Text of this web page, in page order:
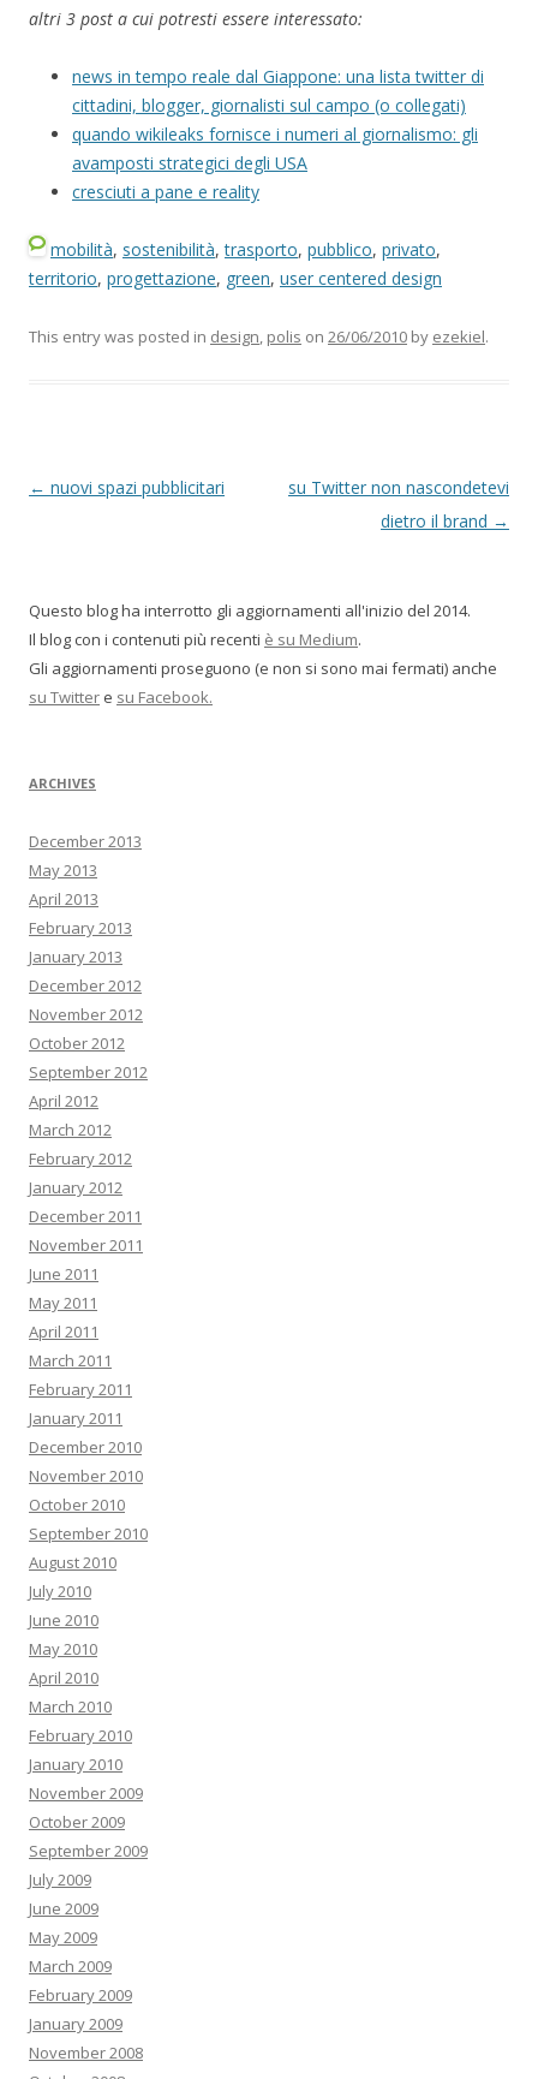
altri 3 post a cui potresti essere interessato:
news in tempo reale dal Giappone: una lista twitter di
cittadini, blogger, giornalisti sul campo (o collegati)
quando wikileaks fornisce i numeri al giornalismo: gli
avamposti strategici degli USA
cresciuti a pane e reality
mobilità, sostenibilità,trasporto, pubblico, privato,
territorio, progettazione, green, user centered design
This entry was posted in design, polis on 26/06/2010 by ezekiel.
P
n
v
a
i
o
n
← nuovi spazi pubblicitari
su Twitter non nascondetevi
dietro il brand →
Questo blog ha interrotto gli aggiornamenti all'inizio del 2014.
Il blog con i contenuti più recenti è su Medium.
Gli aggiornamenti proseguono (e non si sono mai fermati) anche
su Twitter e su Facebook.
ARCHIVES
December 2013
May 2013
April 2013
February 2013
January 2013
December 2012
November 2012
October 2012
September 2012
April 2012
March 2012
February 2012
January 2012
December 2011
November 2011
June 2011
May 2011
April 2011
March 2011
February 2011
January 2011
December 2010
November 2010
October 2010
September 2010
August 2010
July 2010
June 2010
May 2010
April 2010
March 2010
February 2010
January 2010
November 2009
October 2009
September 2009
July 2009
June 2009
May 2009
March 2009
February 2009
January 2009
November 2008